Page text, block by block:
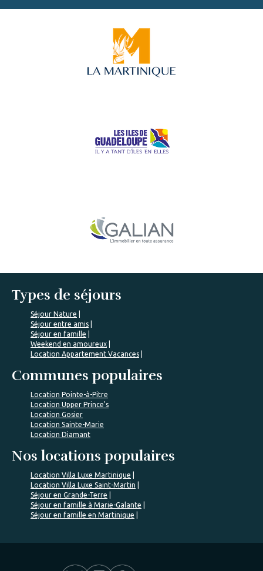
Types de séjours
Séjour Nature
Séjour entre amis
Séjour en famille
Weekend en amoureux
Location Appartement Vacances
Communes populaires
Location Pointe-à-Pitre
Location Upper Prince's
Location Gosier
Location Sainte-Marie
Location Diamant
Nos locations populaires
Location Villa Luxe Martinique
Location Villa Luxe Saint-Martin
Séjour en Grande-Terre
Séjour en famille à Marie-Galante
Séjour en famille en Martinique